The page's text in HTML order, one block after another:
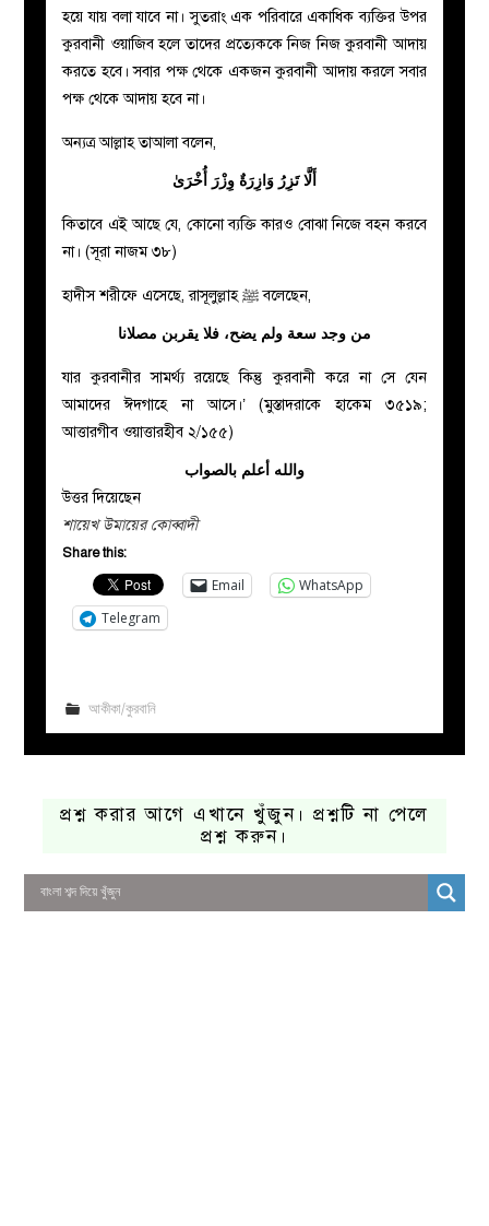
হয়ে যায় বলা যাবে না। সুতরাং এক পরিবারে একাধিক ব্যক্তির উপর
কুরবানী ওয়াজিব হলে তাদের প্রত্যেককে নিজ নিজ কুরবানী আদায়
করতে হবে। সবার পক্ষ থেকে একজন কুরবানী আদায় করলে সবার
পক্ষ থেকে আদায় হবে না।
অন্যত্র আল্লাহ তাআলা বলেন,
أَلَّا تَزِرُ وَازِرَةٌ وِزْرَ أُخْرَىٰ
কিতাবে এই আছে যে, কোনো ব্যক্তি কারও বোঝা নিজে বহন করবে
না। (সূরা নাজম ৩৮)
হাদীস শরীফে এসেছে, রাসূলুল্লাহ ﷺ বলেছেন,
من وجد سعة ولم يضح، فلا يقربن مصلانا
যার কুরবানীর সামর্থ্য রয়েছে কিন্তু কুরবানী করে না সে যেন
আমাদের ঈদগাহে না আসে।’ (মুস্তাদরাকে হাকেম ৩৫১৯;
আত্তারগীব ওয়াত্তারহীব ২/১৫৫)
والله أعلم بالصواب
উত্তর দিয়েছেন
শায়েখ উমায়ের কোব্বাদী
Share this:
Email
WhatsApp
Telegram
আকীকা/কুরবানি
প্রশ্ন করার আগে এখানে খুঁজুন। প্রশ্নটি না পেলে
প্রশ্ন করুন।